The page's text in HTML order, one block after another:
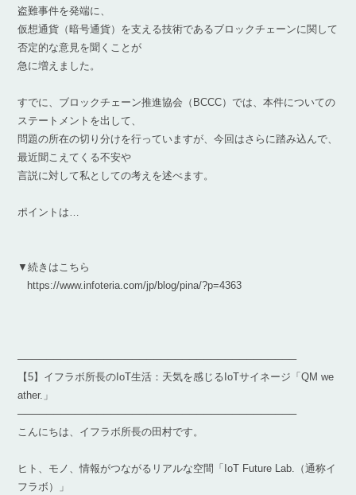
盗難事件を発端に、
仮想通貨（暗号通貨）を支える技術であるブロックチェーンに関して
否定的な意見を聞くことが
急に増えました。
すでに、ブロックチェーン推進協会（BCCC）では、本件についての
ステートメントを出して、
問題の所在の切り分けを行っていますが、今回はさらに踏み込んで、
最近聞こえてくる不安や
言説に対して私としての考えを述べます。
ポイントは…
▼続きはこちら
https://www.infoteria.com/jp/blog/pina/?p=4363
───────────────────────────────────────
【5】イフラボ所長のIoT生活：天気を感じるIoTサイネージ「QM we
ather.」
───────────────────────────────────────
こんにちは、イフラボ所長の田村です。
ヒト、モノ、情報がつながるリアルな空間「IoT Future Lab.（通称イ
フラボ）」